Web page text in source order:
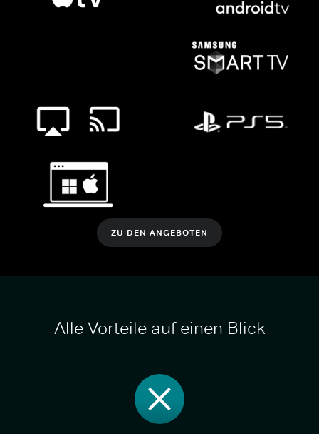
ZU DEN ANGEBOTEN
Alle Vorteile auf einen Blick